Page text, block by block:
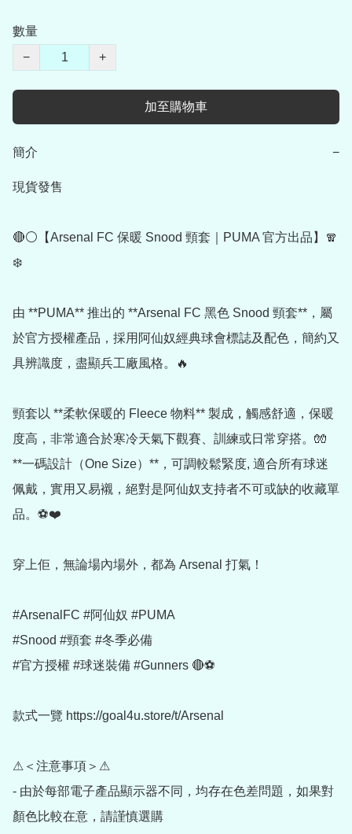
數量
−
+
加至購物車
簡介 −
現貨發售
🔴⚪【Arsenal FC 保暖 Snood 頸套｜PUMA 官方出品】🧣
❄️
由 **PUMA** 推出的 **Arsenal FC 黑色 Snood 頸套**，屬
於官方授權產品，採用阿仙奴經典球會標誌及配色，簡約又
具辨識度，盡顯兵工廠風格。🔥
頸套以 **柔軟保暖的 Fleece 物料** 製成，觸感舒適，保暖
度高，非常適合於寒冷天氣下觀賽、訓練或日常穿搭。🧤
**一碼設計（One Size）**，可調較鬆緊度, 適合所有球迷
佩戴，實用又易襯，絕對是阿仙奴支持者不可或缺的收藏單
品。⚽❤️
穿上佢，無論場內場外，都為 Arsenal 打氣！
#ArsenalFC #阿仙奴 #PUMA
#Snood #頸套 #冬季必備
#官方授權 #球迷裝備 #Gunners 🔴⚽
款式一覽 https://goal4u.store/t/Arsenal
⚠＜注意事項＞⚠
- 由於每部電子產品顯示器不同，均存在色差問題，如果對
顏色比較在意，請謹慎選購